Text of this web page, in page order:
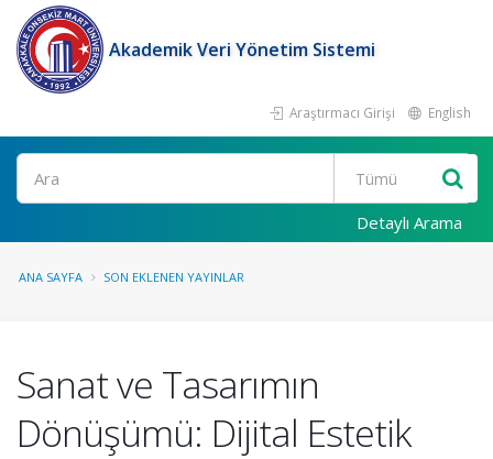
Akademik Veri Yönetim Sistemi
Araştırmacı Girişi English
Ara
Detaylı Arama
ANA SAYFA SON EKLENEN YAYINLAR
Sanat ve Tasarımın
Dönüşümü: Dijital Estetik